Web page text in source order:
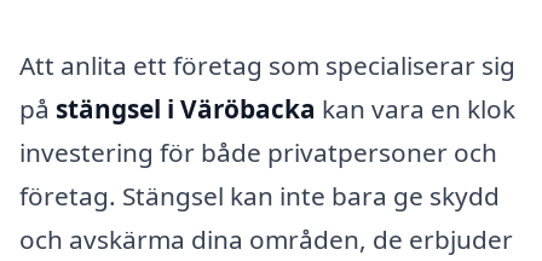
Att anlita ett företag som specialiserar sig
på stängsel i Väröbacka kan vara en klok
investering för både privatpersoner och
företag. Stängsel kan inte bara ge skydd
och avskärma dina områden, de erbjuder